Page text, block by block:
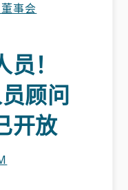
事会
！
顾问
开放